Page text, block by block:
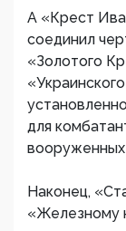
А «Крест
соединил
«Золотого
для
вооруженных
Наконец,
«Железному